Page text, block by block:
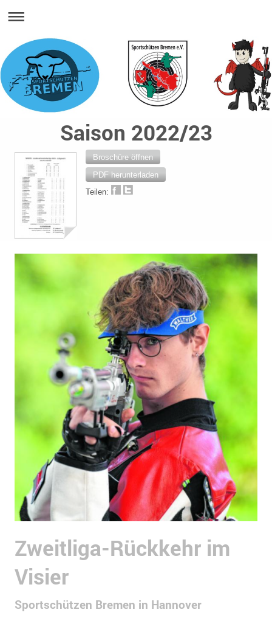
Saison 2022/23
Broschüre öffnen
PDF herunterladen
Teilen:
Zweitliga-Rückkehr im
Visier
Sportschützen Bremen in Hannover